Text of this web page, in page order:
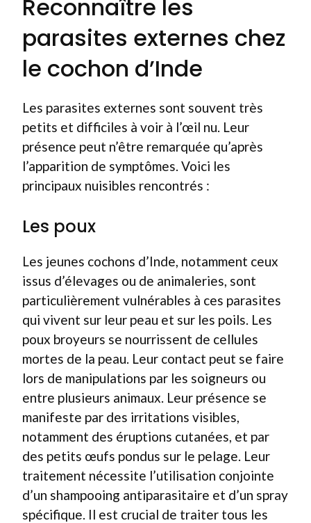
Reconnaître les
parasites externes chez
le cochon d’Inde
Les parasites externes sont souvent très
petits et difficiles à voir à l’œil nu. Leur
présence peut n’être remarquée qu’après
l’apparition de symptômes. Voici les
principaux nuisibles rencontrés :
Les poux
Les jeunes cochons d’Inde, notamment ceux
issus d’élevages ou de animaleries, sont
particulièrement vulnérables à ces parasites
qui vivent sur leur peau et sur les poils. Les
poux broyeurs se nourrissent de cellules
mortes de la peau. Leur contact peut se faire
lors de manipulations par les soigneurs ou
entre plusieurs animaux. Leur présence se
manifeste par des irritations visibles,
notamment des éruptions cutanées, et par
des petits œufs pondus sur le pelage. Leur
traitement nécessite l’utilisation conjointe
d’un shampooing antiparasitaire et d’un spray
spécifique. Il est crucial de traiter tous les